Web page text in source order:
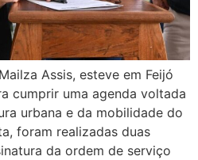
Assis, esteve em Feijó
cumprir uma agenda voltada
urbana e da mobilidade do
foram realizadas duas
da ordem de serviço